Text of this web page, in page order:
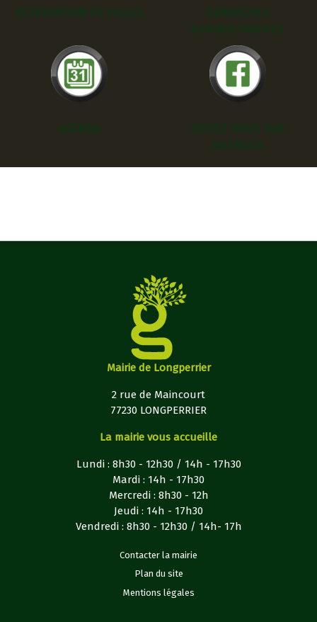
RÉSERVATION DE SALLES
DÉMARCHES
ADMINISTRATIVES
AGENDA
SUIVEZ-NOUS SUR
FACEBOOK
Mairie de Longperrier
2 rue de Maincourt
77230 LONGPERRIER
La mairie vous accueille
Lundi : 8h30 - 12h30 / 14h - 17h30
Mardi : 14h - 17h30
Mercredi : 8h30 - 12h
Jeudi : 14h - 17h30
Vendredi : 8h30 - 12h30 / 14h- 17h
Contacter la mairie
Plan du site
Mentions légales